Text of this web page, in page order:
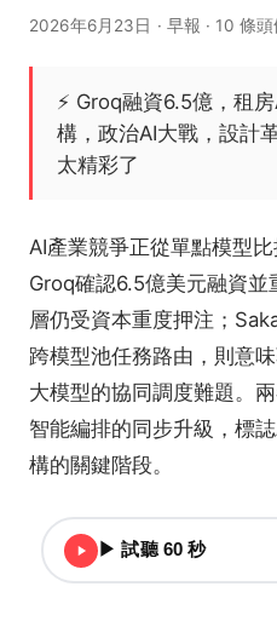
2026年6月23日 · 早報 · 10 條頭
⚡ Groq融資6.5億，租
構，政治AI大戰，設計
太精彩了
AI產業競爭正從單點模型比
Groq確認6.5億美元融資並
層仍受資本重度押注；
跨模型池任務路由，則意
大模型的協同調度難題。
智能編排的同步升級，標
構的關鍵階段。
▶ 試聽 60 秒